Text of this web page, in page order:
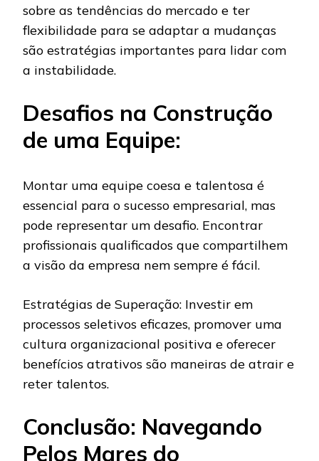
sobre as tendências do mercado e ter
flexibilidade para se adaptar a mudanças
são estratégias importantes para lidar com
a instabilidade.
Desafios na Construção
de uma Equipe:
Montar uma equipe coesa e talentosa é
essencial para o sucesso empresarial, mas
pode representar um desafio. Encontrar
profissionais qualificados que compartilhem
a visão da empresa nem sempre é fácil.
Estratégias de Superação: Investir em
processos seletivos eficazes, promover uma
cultura organizacional positiva e oferecer
benefícios atrativos são maneiras de atrair e
reter talentos.
Conclusão: Navegando
Pelos Mares do